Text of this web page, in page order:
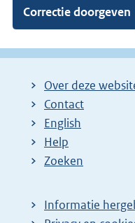
Over deze
Contact
English
Help
Zoeken
Informatie